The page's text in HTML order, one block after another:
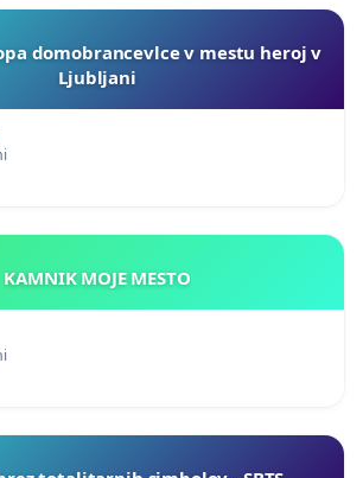
domobrancevlce v mestu heroj v
Ljubljani
KAMNIK MOJE MESTO